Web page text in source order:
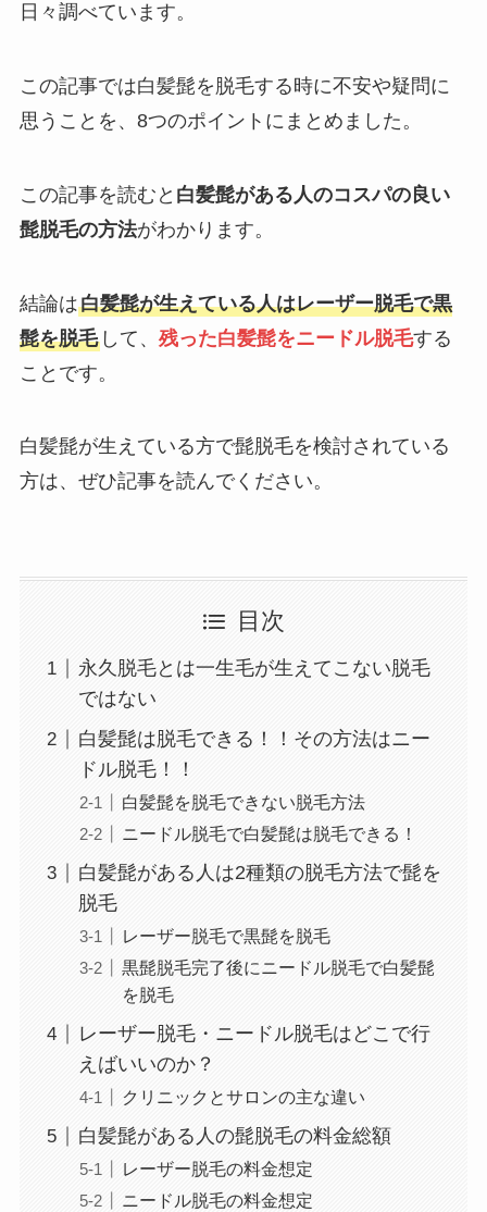
日々調べています。
この記事では白髪髭を脱毛する時に不安や疑問に
思うことを、8つのポイントにまとめました。
この記事を読むと 白髪髭がある人のコスパの良い
髭脱毛の方法がわかります。
結論は白髪髭が生えている人はレーザー脱毛で黒
髭を脱毛して、 残った白髪髭をニードル脱毛する
ことです。
白髪髭が生えている方で髭脱毛を検討されている
方は、ぜひ記事を読んでください。
目次
永久脱毛とは一生毛が生えてこない脱毛
ではない
白髪髭は脱毛できる！！その方法はニー
ドル脱毛！！
白髪髭を脱毛できない脱毛方法
ニードル脱毛で白髪髭は脱毛できる！
白髪髭がある人は2種類の脱毛方法で髭を
脱毛
レーザー脱毛で黒髭を脱毛
黒髭脱毛完了後にニードル脱毛で白髪髭
を脱毛
レーザー脱毛・ニードル脱毛はどこで行
えばいいのか？
クリニックとサロンの主な違い
白髪髭がある人の髭脱毛の料金総額
レーザー脱毛の料金想定
ニードル脱毛の料金想定